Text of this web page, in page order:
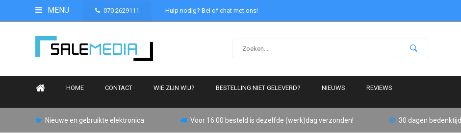
MENU 070 2629111 Hulp nodig? Bel of chat met ons!
HOME CONTACT WIE ZIJN WIJ? BESTELLING NIET GELEVERD? NIEUWS REVIEWS
Nieuwe en gebruikte elektronica Voor 16:00 besteld is dezelfde (werk)dag verzonden! 30 dagen bedenktijd